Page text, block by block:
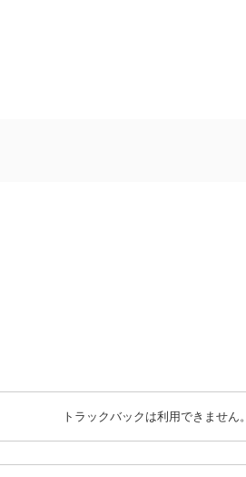
トラックバックは利用できません。